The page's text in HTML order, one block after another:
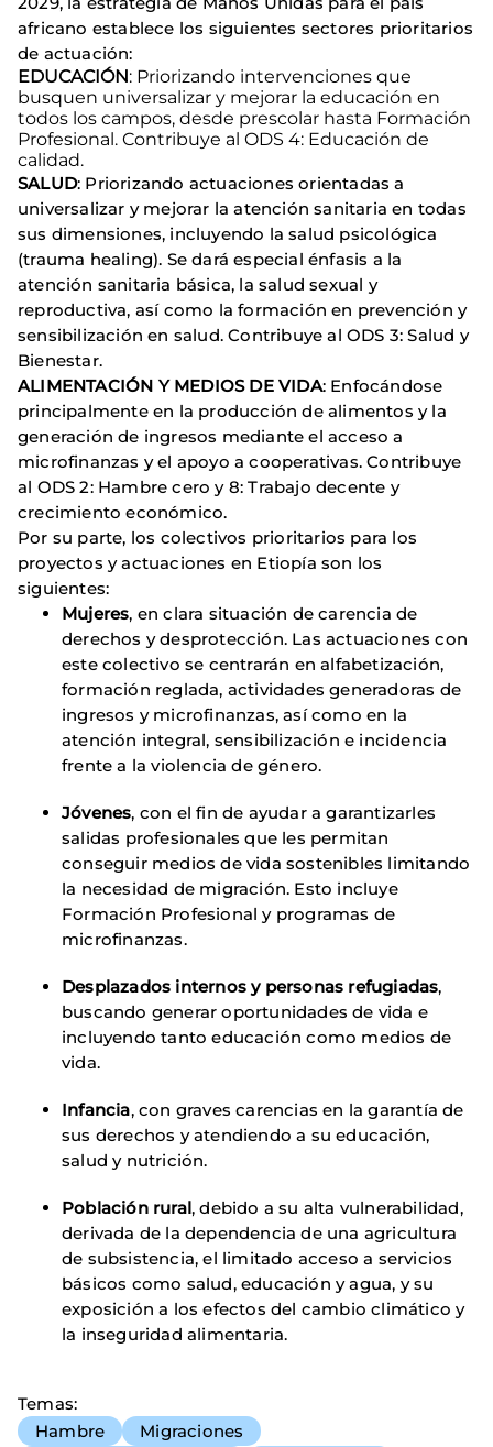
africano establece los siguientes sectores prioritarios
de actuación:
EDUCACIÓN: Priorizando intervenciones que
busquen universalizar y mejorar la educación en
todos los campos, desde prescolar hasta Formación
Profesional. Contribuye al ODS 4: Educación de
calidad.
SALUD: Priorizando actuaciones orientadas a
universalizar y mejorar la atención sanitaria en todas
sus dimensiones, incluyendo la salud psicológica
(trauma healing). Se dará especial énfasis a la
atención sanitaria básica, la salud sexual y
reproductiva, así como la formación en prevención y
sensibilización en salud. Contribuye al ODS 3: Salud y
Bienestar.
ALIMENTACIÓN Y MEDIOS DE VIDA: Enfocándose
principalmente en la producción de alimentos y la
generación de ingresos mediante el acceso a
microfinanzas y el apoyo a cooperativas. Contribuye
al ODS 2: Hambre cero y 8: Trabajo decente y
crecimiento económico.
Por su parte, los colectivos prioritarios para los
proyectos y actuaciones en Etiopía son los
siguientes:
Mujeres, en clara situación de carencia de
derechos y desprotección. Las actuaciones con
este colectivo se centrarán en alfabetización,
formación reglada, actividades generadoras de
ingresos y microfinanzas, así como en la
atención integral, sensibilización e incidencia
frente a la violencia de género.
Jóvenes, con el fin de ayudar a garantizarles
salidas profesionales que les permitan
conseguir medios de vida sostenibles limitando
la necesidad de migración. Esto incluye
Formación Profesional y programas de
microfinanzas.
Desplazados internos y personas refugiadas,
buscando generar oportunidades de vida e
incluyendo tanto educación como medios de
vida.
Infancia, con graves carencias en la garantía de
sus derechos y atendiendo a su educación,
salud y nutrición.
Población rural, debido a su alta vulnerabilidad,
derivada de la dependencia de una agricultura
de subsistencia, el limitado acceso a servicios
básicos como salud, educación y agua, y su
exposición a los efectos del cambio climático y
la inseguridad alimentaria.
Temas
Hambre
Migraciones